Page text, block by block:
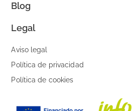
Blog
Legal
Aviso legal
Política de privacidad
Política de cookies